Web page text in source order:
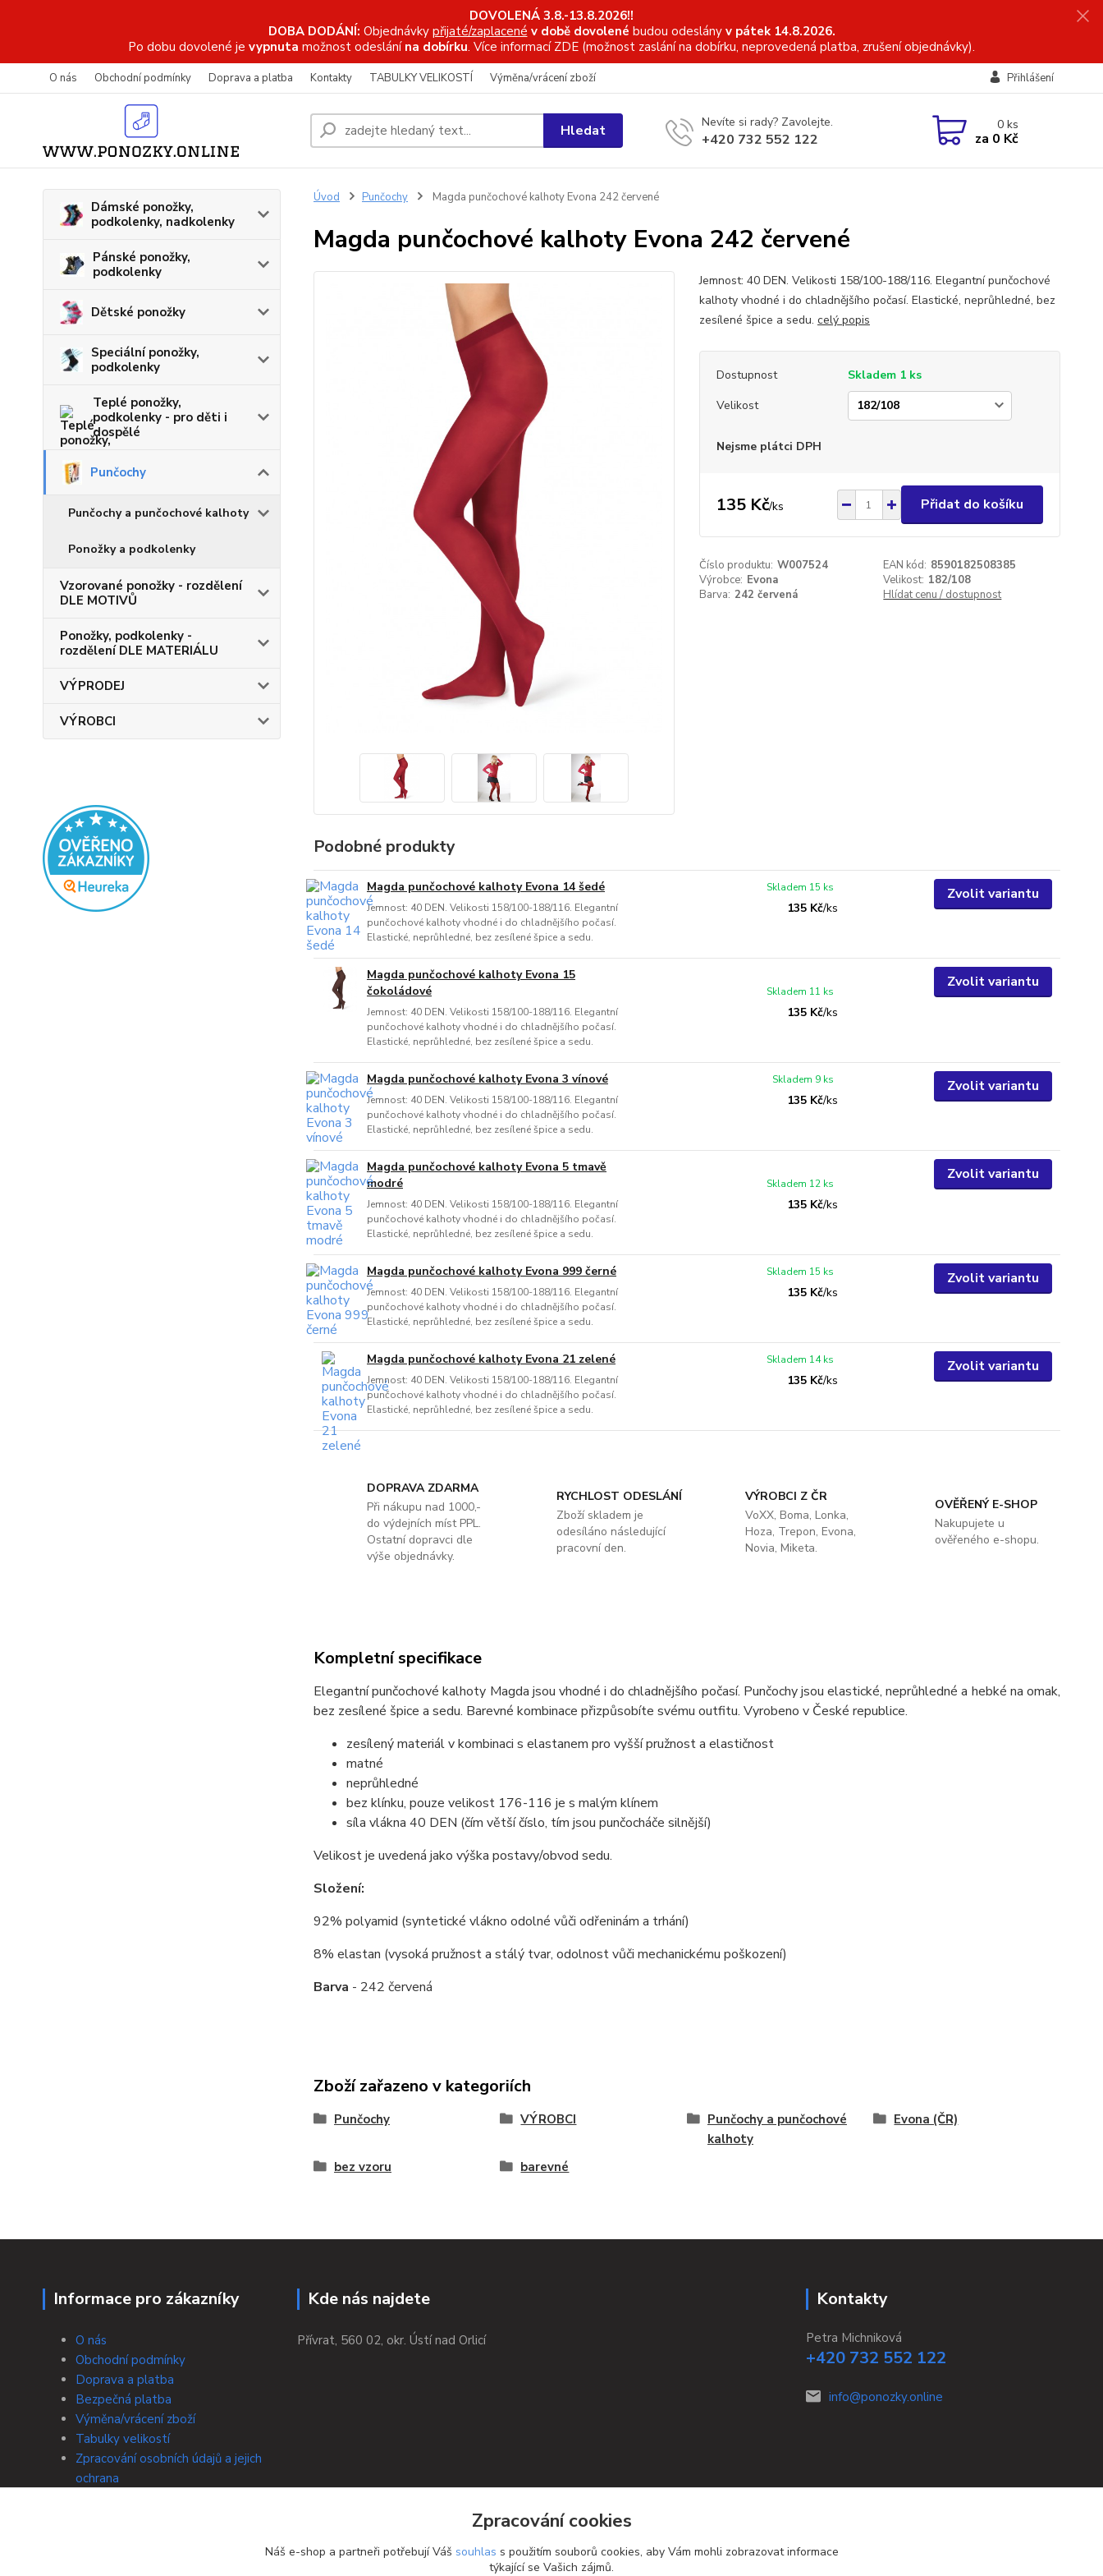
DOVOLENÁ 3.8.-13.8.2026!!
DOBA DODÁNÍ: Objednávky přijaté/zaplacené v době dovolené budou odeslány v pátek 14.8.2026.
Po dobu dovolené je vypnuta možnost odeslání na dobírku. Více informací ZDE (možnost zaslání na dobírku, neprovedená platba, zrušení objednávky).
O nás Obchodní podmínky Doprava a platba Kontakty TABULKY VELIKOSTÍ Výměna/vrácení zboží Přihlášení
Hledat Nevíte si rady? Zavolejte.
+420 732 552 122
0ks
za 0 Kč
Dámské ponožky,
podkolenky, nadkolenky
Pánské ponožky,
podkolenky
Dětské ponožky
Speciální ponožky,
podkolenky
Teplé ponožky,
podkolenky - pro děti i
dospělé
Punčochy
Punčochy a punčochové kalhoty
Ponožky a podkolenky
Vzorované ponožky - rozdělení
DLE MOTIVŮ
Ponožky, podkolenky -
rozdělení DLE MATERIÁLU
VÝPRODEJ
VÝROBCI
Úvod Punčochy Magda punčochové kalhoty Evona 242 červené
Magda punčochové kalhoty Evona 242 červené
Jemnost: 40 DEN. Velikosti 158/100-188/116. Elegantní punčochové
kalhoty vhodné i do chladnějšího počasí. Elastické, neprůhledné, bez
zesílené špice a sedu. celý popis
Dostupnost
Skladem 1 ks
Velikost
Nejsme plátci DPH
135 Kč/ks Přidat do košíku
Číslo produktu: W007524 EAN kód: 8590182508385
Výrobce: Evona Velikost: 182/108
Barva: 242 červená Hlídat cenu / dostupnost
Podobné produkty
Magda punčochové kalhoty Evona 14 šedé
Jemnost: 40 DEN. Velikosti 158/100-188/116. Elegantní
punčochové kalhoty vhodné i do chladnějšího počasí.
Elastické, neprůhledné, bez zesílené špice a sedu.
135 Kč/ks
Skladem 15 ks Zvolit variantu
Magda punčochové kalhoty Evona 15
čokoládové
Jemnost: 40 DEN. Velikosti 158/100-188/116. Elegantní
punčochové kalhoty vhodné i do chladnějšího počasí.
Elastické, neprůhledné, bez zesílené špice a sedu.
135 Kč/ks
Skladem 11 ks
Zvolit variantu
Magda punčochové kalhoty Evona 3 vínové
Jemnost: 40 DEN. Velikosti 158/100-188/116. Elegantní
punčochové kalhoty vhodné i do chladnějšího počasí.
Elastické, neprůhledné, bez zesílené špice a sedu.
135 Kč/ks
Skladem 9 ks Zvolit variantu
Magda punčochové kalhoty Evona 5 tmavě
modré
Jemnost: 40 DEN. Velikosti 158/100-188/116. Elegantní
punčochové kalhoty vhodné i do chladnějšího počasí.
Elastické, neprůhledné, bez zesílené špice a sedu.
135 Kč/ks
Skladem 12 ks
Zvolit variantu
Magda punčochové kalhoty Evona 999 černé
Jemnost: 40 DEN. Velikosti 158/100-188/116. Elegantní
punčochové kalhoty vhodné i do chladnějšího počasí.
Elastické, neprůhledné, bez zesílené špice a sedu.
135 Kč/ks
Skladem 15 ks Zvolit variantu
Magda punčochové kalhoty Evona 21 zelené
Jemnost: 40 DEN. Velikosti 158/100-188/116. Elegantní
punčochové kalhoty vhodné i do chladnějšího počasí.
Elastické, neprůhledné, bez zesílené špice a sedu.
135 Kč/ks
Skladem 14 ks Zvolit variantu
DOPRAVA ZDARMA
Při nákupu nad 1000,-
do výdejních míst PPL.
Ostatní dopravci dle
výše objednávky.
RYCHLOST ODESLÁNÍ
Zboží skladem je
odesíláno následující
pracovní den.
VÝROBCI Z ČR
VoXX, Boma, Lonka,
Hoza, Trepon, Evona,
Novia, Miketa.
OVĚŘENÝ E-SHOP
Nakupujete u
ověřeného e-shopu.
Kompletní specifikace
Elegantní punčochové kalhoty Magda jsou vhodné i do chladnějšího počasí. Punčochy jsou elastické, neprůhledné a hebké na omak,
bez zesílené špice a sedu. Barevné kombinace přizpůsobíte svému outfitu. Vyrobeno v České republice.
zesílený materiál v kombinaci s elastanem pro vyšší pružnost a elastičnost
matné
neprůhledné
bez klínku, pouze velikost 176-116 je s malým klínem
síla vlákna 40 DEN (čím větší číslo, tím jsou punčocháče silnější)
Velikost je uvedená jako výška postavy/obvod sedu.
Složení:
92% polyamid (syntetické vlákno odolné vůči odřeninám a trhání)
8% elastan (vysoká pružnost a stálý tvar, odolnost vůči mechanickému poškození)
Barva - 242 červená
Zboží zařazeno v kategoriích
Punčochy VÝROBCI
Punčochy a punčochové
kalhoty
Evona (ČR)
bez vzoru barevné
Informace pro zákazníky
O nás
Obchodní podmínky
Doprava a platba
Bezpečná platba
Výměna/vrácení zboží
Tabulky velikostí
Zpracování osobních údajů a jejich
ochrana
Kde nás najdete
Přívrat, 560 02, okr. Ústí nad Orlicí
Kontakty
Petra Michniková
+420 732 552 122
info@ponozky.online
Zpracování cookies
Náš e-shop a partneři potřebují Váš souhlas s použitím souborů cookies, aby Vám mohli zobrazovat informace
týkající se Vašich zájmů.